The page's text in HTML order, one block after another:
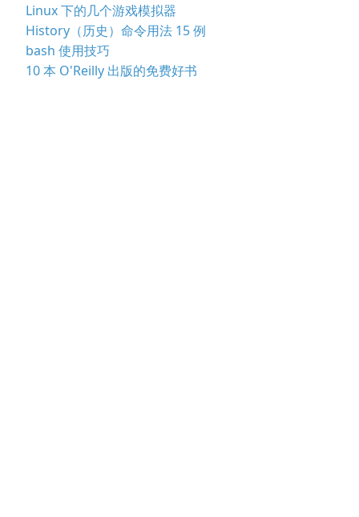
Linux 下的几个游戏模拟器
History（历史）命令用法 15 例
bash 使用技巧
10 本 O'Reilly 出版的免费好书